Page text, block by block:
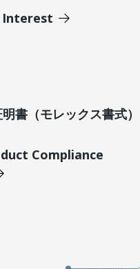
Interest
書（モレックス書式）
Compliance